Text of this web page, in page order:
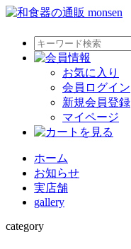
お気に入り
会員ログイン
新規会員登録
マイページ
ホーム
お知らせ
実店舗
gallery
category